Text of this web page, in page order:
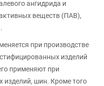
ангидрида и
веществ (ПАВ),
при производстве
изделий
применяют при
изделий, шин. Кроме того